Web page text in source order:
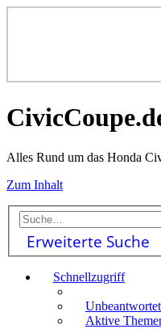
Alles Rund um das Honda
Zum Inhalt
Erweiterte Suche
Schnellzugriff
Aktive